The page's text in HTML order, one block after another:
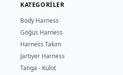
KATEGORILER
Body Harness
Göğüs Harness
Harness Takım
Jartiyer Harness
Tanga - Külot